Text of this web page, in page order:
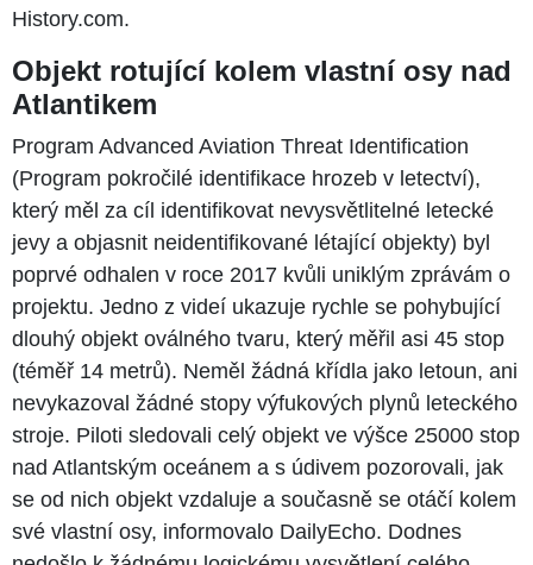
History.com.
Objekt rotující kolem vlastní osy nad
Atlantikem
Program Advanced Aviation Threat Identification
(Program pokročilé identifikace hrozeb v letectví),
který měl za cíl identifikovat nevysvětlitelné letecké
jevy a objasnit neidentifikované létající objekty) byl
poprvé odhalen v roce 2017 kvůli uniklým zprávám o
projektu. Jedno z videí ukazuje rychle se pohybující
dlouhý objekt oválného tvaru, který měřil asi 45 stop
(téměř 14 metrů). Neměl žádná křídla jako letoun, ani
nevykazoval žádné stopy výfukových plynů leteckého
stroje. Piloti sledovali celý objekt ve výšce 25000 stop
nad Atlantským oceánem a s údivem pozorovali, jak
se od nich objekt vzdaluje a současně se otáčí kolem
své vlastní osy, informovalo DailyEcho. Dodnes